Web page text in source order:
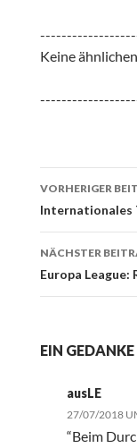
Keine
Beitrags-
VORHERIGER
Internationales
NÄCHSTER
Europa League:
EIN GEDANKE
ausLE
27/07/2018
“Beim